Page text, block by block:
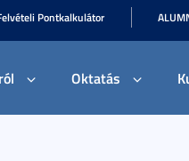
Pontkalkulátor
Oktatás